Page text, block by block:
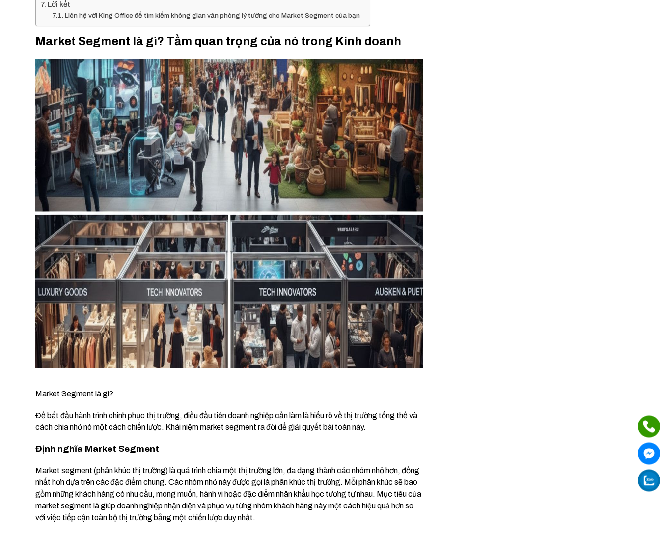
Lời kết
Liên hệ với King Office để tìm kiếm không gian văn phòng lý tưởng cho Market Segment của bạn
Market Segment là gì? Tầm quan trọng của nó trong Kinh doanh
Market Segment là gì?
Để bắt đầu hành trình chinh phục thị trường, điều đầu tiên doanh nghiệp cần làm là hiểu rõ về thị trường tổng thể và
cách chia nhỏ nó một cách chiến lược. Khái niệm market segment ra đời để giải quyết bài toán này.
Định nghĩa Market Segment
Market segment (phân khúc thị trường) là quá trình chia một thị trường lớn, đa dạng thành các nhóm nhỏ hơn, đồng
nhất hơn dựa trên các đặc điểm chung. Các nhóm nhỏ này được gọi là phân khúc thị trường. Mỗi phân khúc sẽ bao
gồm những khách hàng có nhu cầu, mong muốn, hành vi hoặc đặc điểm nhân khẩu học tương tự nhau. Mục tiêu của
market segment là giúp doanh nghiệp nhận diện và phục vụ từng nhóm khách hàng này một cách hiệu quả hơn so
với việc tiếp cận toàn bộ thị trường bằng một chiến lược duy nhất.